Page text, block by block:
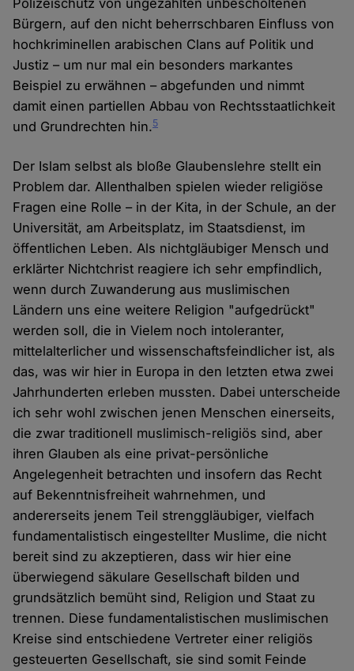
Polizeischutz von ungezählten unbescholtenen
Bürgern, auf den nicht beherrschbaren Einfluss von
hochkriminellen arabischen Clans auf Politik und
Justiz – um nur mal ein besonders markantes
Beispiel zu erwähnen – abgefunden und nimmt
damit einen partiellen Abbau von Rechtsstaatlichkeit
und Grundrechten hin.5
Der Islam selbst als bloße Glaubenslehre stellt ein
Problem dar. Allenthalben spielen wieder religiöse
Fragen eine Rolle – in der Kita, in der Schule, an der
Universität, am Arbeitsplatz, im Staatsdienst, im
öffentlichen Leben. Als nichtgläubiger Mensch und
erklärter Nichtchrist reagiere ich sehr empfindlich,
wenn durch Zuwanderung aus muslimischen
Ländern uns eine weitere Religion "aufgedrückt"
werden soll, die in Vielem noch intoleranter,
mittelalterlicher und wissenschaftsfeindlicher ist, als
das, was wir hier in Europa in den letzten etwa zwei
Jahrhunderten erleben mussten. Dabei unterscheide
ich sehr wohl zwischen jenen Menschen einerseits,
die zwar traditionell muslimisch-religiös sind, aber
ihren Glauben als eine privat-persönliche
Angelegenheit betrachten und insofern das Recht
auf Bekenntnisfreiheit wahrnehmen, und
andererseits jenem Teil strenggläubiger, vielfach
fundamentalistisch eingestellter Muslime, die nicht
bereit sind zu akzeptieren, dass wir hier eine
überwiegend säkulare Gesellschaft bilden und
grundsätzlich bemüht sind, Religion und Staat zu
trennen. Diese fundamentalistischen muslimischen
Kreise sind entschiedene Vertreter einer religiös
gesteuerten Gesellschaft, sie sind somit Feinde